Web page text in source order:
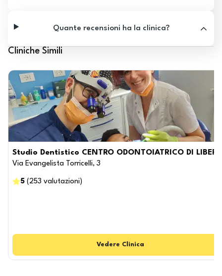
Quante recensioni ha la clinica?
Cliniche Simili
Studio Dentistico CENTRO ODONTOIATRICO DI
Via Evangelista Torricelli, 3
5 ( 253 valutazioni )
Vedere Clinica